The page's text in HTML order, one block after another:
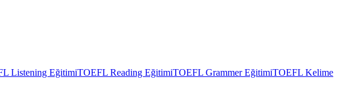
Listening EğitimiTOEFL Reading EğitimiTOEFL Grammer EğitimiTOEFL Kelime